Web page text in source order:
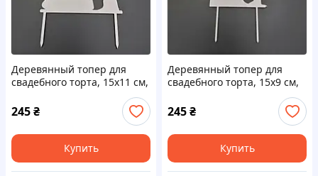
Деревянный топер для
свадебного торта, 15х11 см,
Артикул TPR-019
245₴
Купить
Деревянный топер для
свадебного торта, 15х9 см,
Артикул TPR-017
245₴
Купить